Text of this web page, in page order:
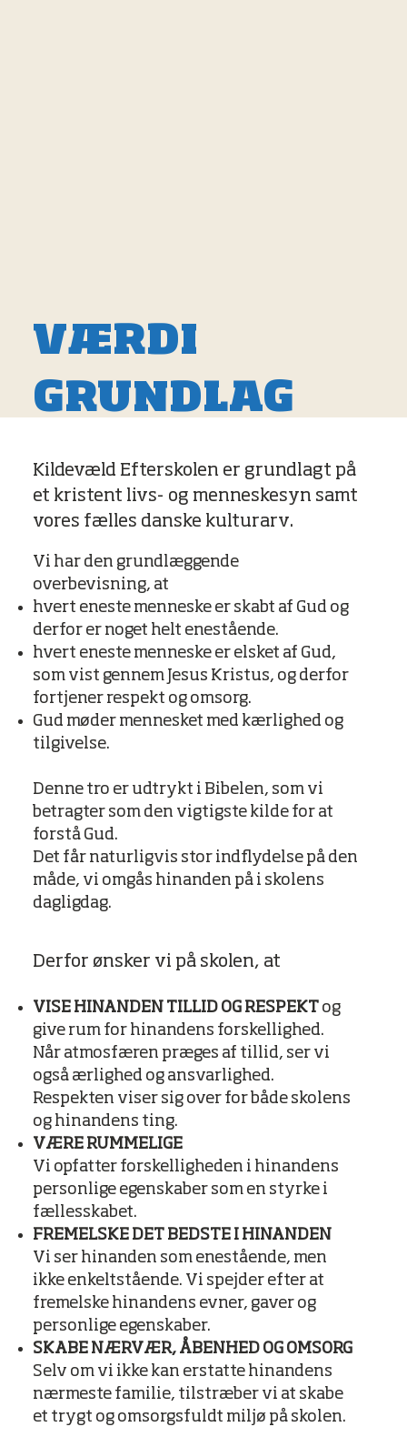
VÆRDI
GRUNDLAG
Kildevæld Efterskolen er grundlagt på
et kristent livs- og menneskesyn samt
vores fælles danske kulturarv.
Vi har den grundlæggende
overbevisning, at
hvert eneste menneske er skabt af Gud og
derfor er noget helt enestående.
hvert eneste menneske er elsket af Gud,
som vist gennem Jesus Kristus, og derfor
fortjener respekt og omsorg.
Gud møder mennesket med kærlighed og
tilgivelse.
Denne tro er udtrykt i Bibelen, som vi
betragter som den vigtigste kilde for at
forstå Gud.
Det får naturligvis stor indflydelse på den
måde, vi omgås hinanden på i skolens
dagligdag.
Derfor ønsker vi på skolen, at
VISE HINANDEN TILLID OG RESPEKTog
give rum for hinandens forskellighed.
Når atmosfæren præges af tillid, ser vi
også ærlighed og ansvarlighed.
Respekten viser sig over for både skolens
og hinandens ting.
VÆRE RUMMELIGE
Vi opfatter forskelligheden i hinandens
personlige egenskaber som en styrke i
fællesskabet.
FREMELSKE DET BEDSTE I HINANDEN
Vi ser hinanden som enestående, men
ikke enkeltstående. Vi spejder efter at
fremelske hinandens evner, gaver og
personlige egenskaber.
SKABE NÆRVÆR, ÅBENHED OG OMSORG
Selv om vi ikke kan erstatte hinandens
nærmeste familie, tilstræber vi at skabe
et trygt og omsorgsfuldt miljø på skolen.